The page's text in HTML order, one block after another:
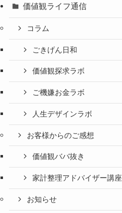
価値観ライフ通信
コラム
ごきげん日和
価値観探求ラボ
ご機嫌お金ラボ
人生デザインラボ
お客様からのご感想
価値観ババ抜き
家計整理アドバイザー講座
お知らせ